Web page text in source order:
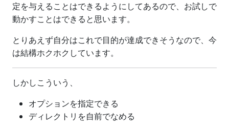
定を与えることはできるようにしてあるので、お試しで
動かすことはできると思います。
とりあえず自分はこれで目的が達成できそうなので、今
は結構ホクホクしています。
しかしこういう、
オプションを指定できる
ディレクトリを自前でなめる